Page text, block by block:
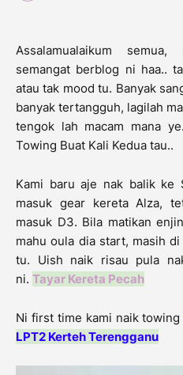
Assalamualaikum
semangat berblog ni haa..
atau tak mood tu. Banyak
banyak tertangguh, lagilah
tengok lah macam mana
Towing Buat Kali Kedua tau..
Kami baru aje nak balik ke
masuk gear kereta Alza,
masuk D3. Bila matikan
mahu oula dia start, masih
tu. Uish naik risau pula
ni. Tayar Kereta Pecah
Ni first time kami naik towing
LPT2 Kerteh Terengganu